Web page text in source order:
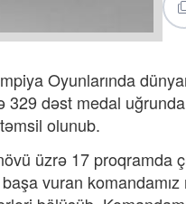
Oyunlarında
dəst medal
olunub.
üzrə 17 proqramda
vuran komandamız